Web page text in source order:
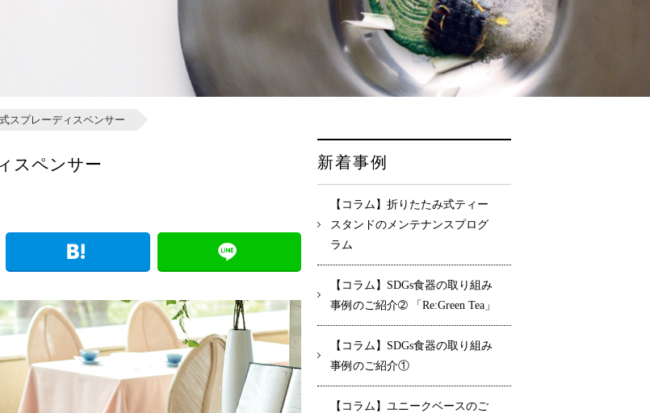
スプレーディスペンサー
スペンサー 新着事例
【コラム】折りたたみ式ティー
スタンドのメンテナンスプログ
ラム
【コラム】SDGs食器の取り組み
事例のご紹介➁ 「Re:Green Tea」
【コラム】SDGs食器の取り組み
事例のご紹介①
【コラム】ユニークベースのご